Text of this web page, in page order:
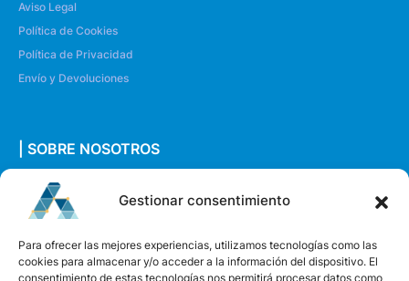
Gestionar consentimiento
Para ofrecer las mejores experiencias, utilizamos tecnologías como las
cookies para almacenar y/o acceder a la información del dispositivo. El
consentimiento de estas tecnologías nos permitirá procesar datos como
Aviso Legal
Política de Cookies
Política de Privacidad
Envío y Devoluciones
| SOBRE NOSOTROS
Quiénes somos
Envíanos un mensaje